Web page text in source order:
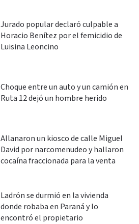
Jurado popular declaró culpable a
Horacio Benítez por el femicidio de
Luisina Leoncino
Choque entre un auto y un camión en
Ruta 12 dejó un hombre herido
Allanaron un kiosco de calle Miguel
David por narcomenudeo y hallaron
cocaína fraccionada para la venta
Ladrón se durmió en la vivienda
donde robaba en Paraná y lo
encontró el propietario